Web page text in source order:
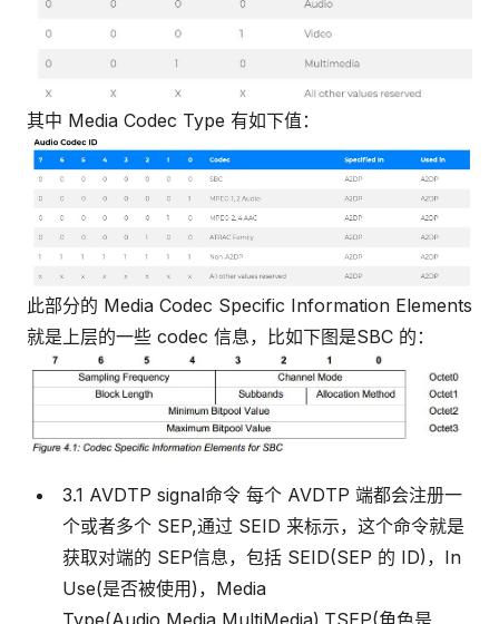
其中 Media Codec Type 有如下值：
此部分的 Media Codec Specific Information Elements
就是上层的一些 codec 信息，比如下图是SBC 的：
3.1 AVDTP signal命令 每个 AVDTP 端都会注册一
个或者多个 SEP,通过 SEID 来标示，这个命令就是
获取对端的 SEP信息，包括 SEID(SEP 的 ID)，In
Use(是否被使用)，Media
Type(Audio,Media,MultiMedia),TSEP(角色是